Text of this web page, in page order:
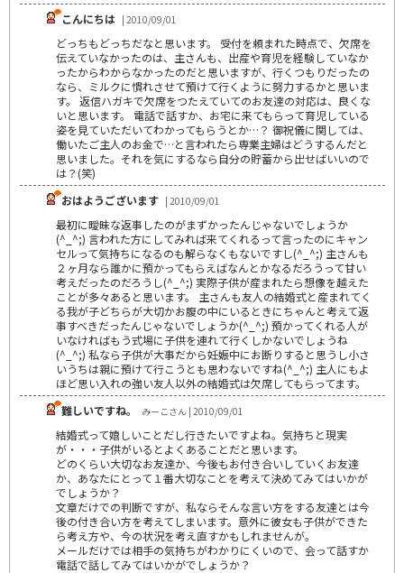
こんにちは | 2010/09/01
どっちもどっちだなと思います。 受付を頼まれた時点で、欠席を
伝えていなかったのは、主さんも、出産や育児を経験していなか
ったからわからなかったのだと思いますが、行くつもりだったの
なら、ミルクに慣れさせて預けて行くように努力するかと思いま
す。 返信ハガキで欠席をつたえていてのお友達の対応は、良くな
いと思います。 電話で話すか、お宅に来てもらって育児している
姿を見ていただいてわかってもらうとか…？ 御祝儀に関しては、
働いたご主人のお金で…と言われたら専業主婦はどうするんだと
思いました。それを気にするなら自分の貯蓄から出せばいいので
は？(笑)
おはようございます | 2010/09/01
最初に曖昧な返事したのがまずかったんじゃないでしょうか
(^_^;) 言われた方にしてみれば来てくれるって言ったのにキャン
セルって気持ちになるのも解らなくもないですし(^_^;) 主さんも
２ヶ月なら誰かに預かってもらえばなんとかなるだろうって甘い
考えだったのだろうし(^_^;) 実際子供が産まれたら想像を越えた
ことが多々あると思います。 主さんも友人の結婚式と産まれてく
る我が子どちらが大切かお腹の中にいるときにちゃんと考えて返
事すべきだったんじゃないでしょうか(^_^;) 預かってくれる人が
いなければもう式場に子供を連れて行くしかないでしょうね
(^_^;) 私なら子供が大事だから妊娠中にお断りすると思うし小さ
いうちは親に預けて行こうとも思わないですね(^_^;) 主人にもよ
ほど思い入れの強い友人以外の結婚式は欠席してもらってます。
難しいですね。
みーこさん | 2010/09/01
結婚式って嬉しいことだし行きたいですよね。気持ちと現実
が・・・子供がいるとよくあることだと思います。
どのくらい大切なお友達か、今後もお付き合いしていくお友達
か、あなたにとって１番大切なことを考えて決めてみてはいかが
でしょうか？
文章だけでの判断ですが、私ならそんな言い方をする友達とは今
後の付き合い方を考えてしまいます。意外に彼女も子供ができた
ら考え方や、今の状況を考え直すかもしれませんが。
メールだけでは相手の気持ちがわかりにくいので、会って話すか
電話で話してみてはいかがでしょうか？